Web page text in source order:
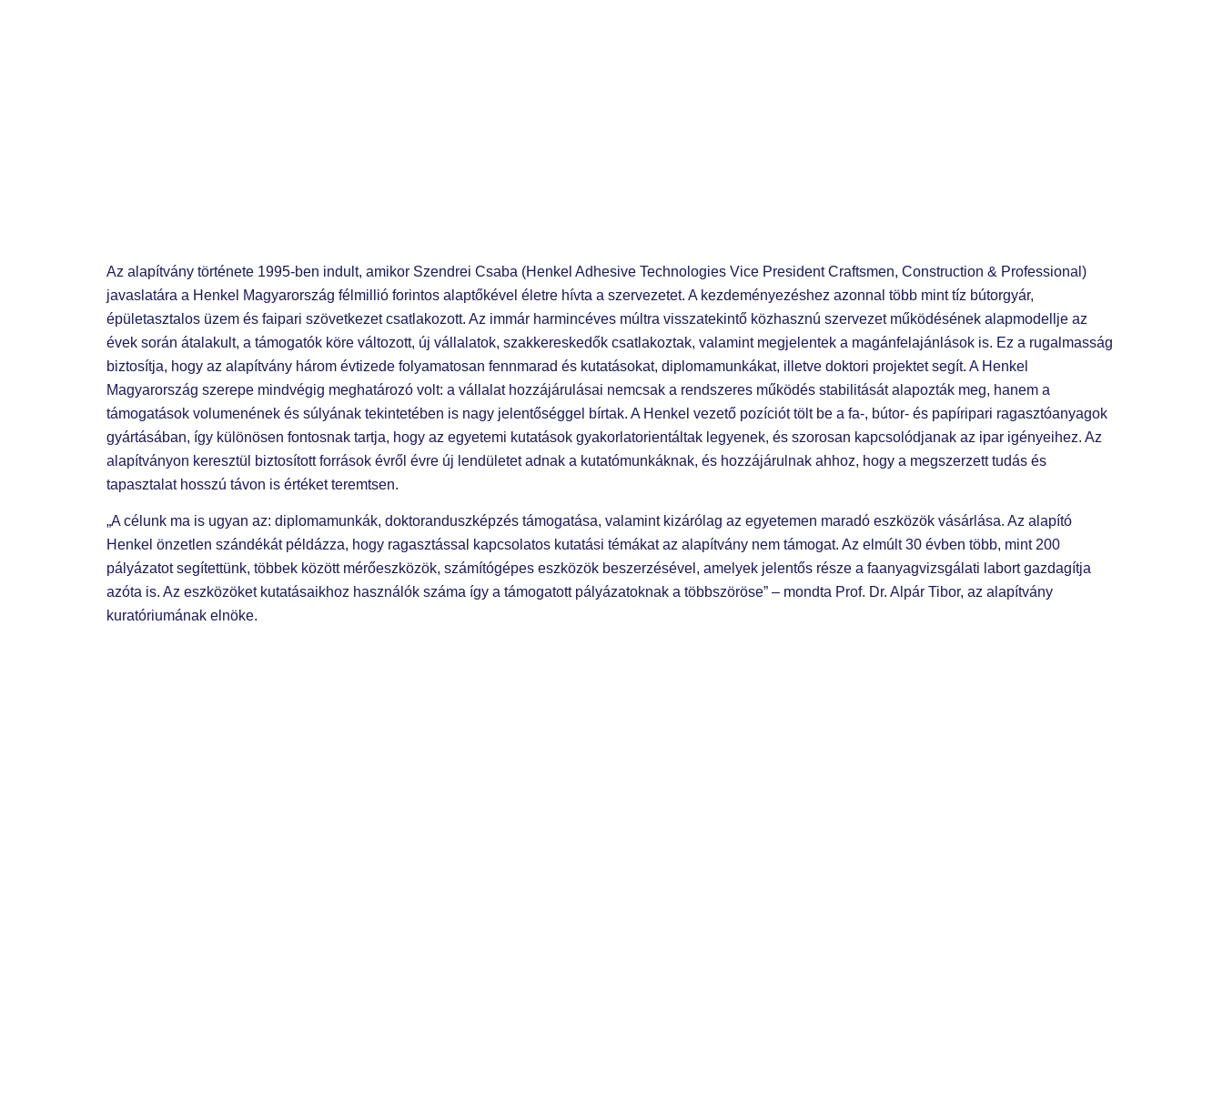
Az alapítvány története 1995-ben indult, amikor Szendrei Csaba (Henkel Adhesive Technologies Vice President Craftsmen, Construction & Professional)
javaslatára a Henkel Magyarország félmillió forintos alaptőkével életre hívta a szervezetet. A kezdeményezéshez azonnal több mint tíz bútorgyár,
épületasztalos üzem és faipari szövetkezet csatlakozott. Az immár harmincéves múltra visszatekintő közhasznú szervezet működésének alapmodellje az
évek során átalakult, a támogatók köre változott, új vállalatok, szakkereskedők csatlakoztak, valamint megjelentek a magánfelajánlások is. Ez a rugalmasság
biztosítja, hogy az alapítvány három évtizede folyamatosan fennmarad és kutatásokat, diplomamunkákat, illetve doktori projektet segít. A Henkel
Magyarország szerepe mindvégig meghatározó volt: a vállalat hozzájárulásai nemcsak a rendszeres működés stabilitását alapozták meg, hanem a
támogatások volumenének és súlyának tekintetében is nagy jelentőséggel bírtak. A Henkel vezető pozíciót tölt be a fa-, bútor- és papíripari ragasztóanyagok
gyártásában, így különösen fontosnak tartja, hogy az egyetemi kutatások gyakorlatorientáltak legyenek, és szorosan kapcsolódjanak az ipar igényeihez. Az
alapítványon keresztül biztosított források évről évre új lendületet adnak a kutatómunkáknak, és hozzájárulnak ahhoz, hogy a megszerzett tudás és
tapasztalat hosszú távon is értéket teremtsen.
„A célunk ma is ugyan az: diplomamunkák, doktoranduszképzés támogatása, valamint kizárólag az egyetemen maradó eszközök vásárlása. Az alapító
Henkel önzetlen szándékát példázza, hogy ragasztással kapcsolatos kutatási témákat az alapítvány nem támogat. Az elmúlt 30 évben több, mint 200
pályázatot segítettünk, többek között mérőeszközök, számítógépes eszközök beszerzésével, amelyek jelentős része a faanyagvizsgálati labort gazdagítja
azóta is. Az eszközöket kutatásaikhoz használók száma így a támogatott pályázatoknak a többszöröse” – mondta Prof. Dr. Alpár Tibor, az alapítvány
kuratóriumának elnöke.